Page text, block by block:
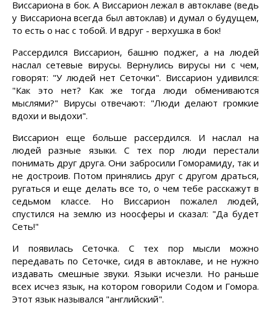
Виссариона в бок. А Виссарион лежал в автоклаве (ведь
у Виссариона всегда был автоклав) и думал о будущем,
то есть о нас с тобой. И вдруг - верхушка в бок!
Рассердился Виссарион, башню поджег, а на людей
наслал сетевые вирусы. Вернулись вирусы ни с чем,
говорят: "У людей нет Сеточки". Виссарион удивился:
"Как это нет? Как же тогда люди обмениваются
мыслями?" Вирусы отвечают: "Люди делают громкие
вдохи и выдохи".
Виссарион еще больше рассердился. И наслал на
людей разные языки. С тех пор люди перестали
понимать друг друга. Они забросили Гоморамиду, так и
не достроив. Потом принялись друг с другом драться,
ругаться и еще делать все то, о чем тебе расскажут в
седьмом классе. Но Виссарион пожалел людей,
спустился на землю из ноосферы и сказал: "Да будет
Сеть!"
И появилась Сеточка. С тех пор мысли можно
передавать по Сеточке, сидя в автоклаве, и не нужно
издавать смешные звуки. Языки исчезли. Но раньше
всех исчез язык, на котором говорили Содом и Гомора.
Этот язык назывался "английский".